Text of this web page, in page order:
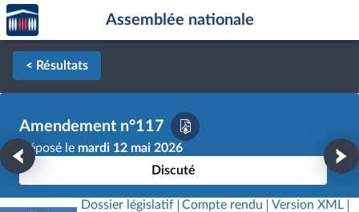
Aller au contenu
Aller en bas de la page
Accèder
à la
page
d'accueil
Assemblée nationale
< Résultats
Amendement n°117
Déposé le mardi 12 mai 2026
Discuté
Dossier législatif Compte rendu
Version XML